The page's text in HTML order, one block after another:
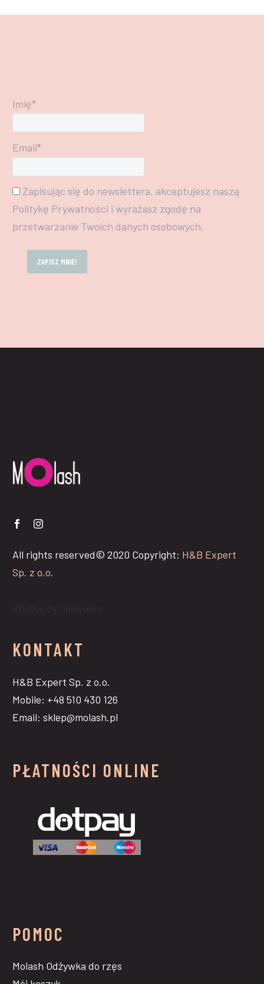
Imię*
Email*
Zapisując się do newslettera, akceptujesz naszą
Politykę Prywatności i wyrażasz zgodę na
przetwarzanie Twoich danych osobowych.
All rights reserved© 2020 Copyright: H&B Expert
Sp. z o.o.
KONTAKT
H&B Expert Sp. z o.o.
Mobile: +48 510 430 126
Email: sklep@molash.pl
PŁATNOŚCI ONLINE
POMOC
Molash Odżywka do rzęs